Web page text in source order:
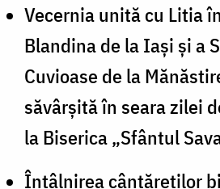
Vecernia unită cu Litia
Blandina de la Iași și a
Cuvioase de la
săvârșită în seara zilei
la Biserica „Sfântul
Întâlnirea cântăreților